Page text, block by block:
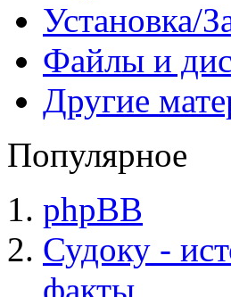
Установка/
Файлы и
Другие
Популярное
phpBB
Судоку -